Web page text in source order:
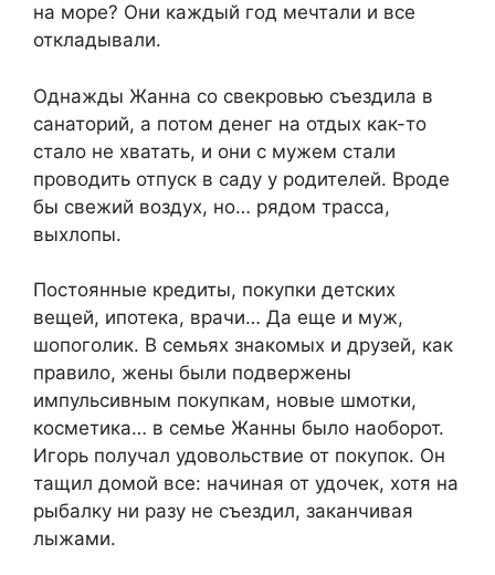
на море? Они каждый год мечтали и все
откладывали.
Однажды Жанна со свекровью съездила в
санаторий, а потом денег на отдых как-то
стало не хватать, и они с мужем стали
проводить отпуск в саду у родителей. Вроде
бы свежий воздух, но… рядом трасса,
выхлопы.
Постоянные кредиты, покупки детских
вещей, ипотека, врачи… Да еще и муж,
шопoгoлик. В семьях знакомых и друзей, как
правило, жены были подвержены
импульсивным покупкам, новые шмотки,
косметика… в семье Жанны было наоборот.
Игорь получал удовольствие от покупок. Он
тащил домой все: начиная от удочек, хотя на
рыбалку ни разу не съездил, заканчивая
лыжами.